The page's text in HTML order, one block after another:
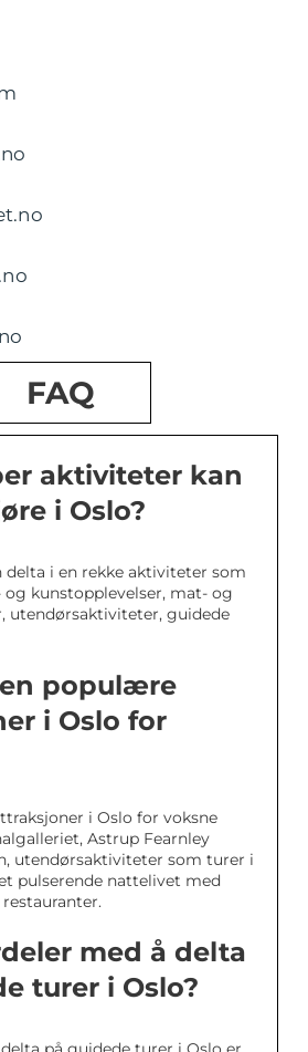
FAQ
aktiviteter kan
i Oslo?
delta i en rekke aktiviteter som
kunstopplevelser, mat- og
utendørsaktiviteter, guidede
populære
i Oslo for
i Oslo for voksne
Astrup Fearnley
utendørsaktiviteter som turer i
pulserende nattelivet med
med å delta
turer i Oslo?